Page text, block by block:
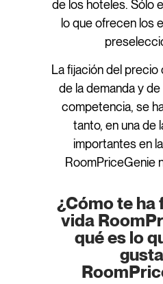
de los hoteles. Sólo
lo que ofrecen los
La fijación del precio
de la demanda y
competencia, se
tanto, en una de
importantes en
RoomPriceGenie
¿Cómo te
vida
qué es lo